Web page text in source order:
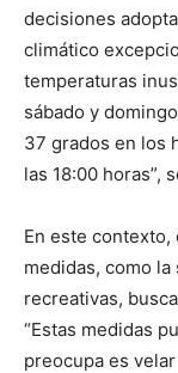
decisiones
climático
temperaturas
sábado y
37 grados en los
las 18:00 horas”,
En este
medidas, como
recreativas,
“Estas medidas
preocupa es